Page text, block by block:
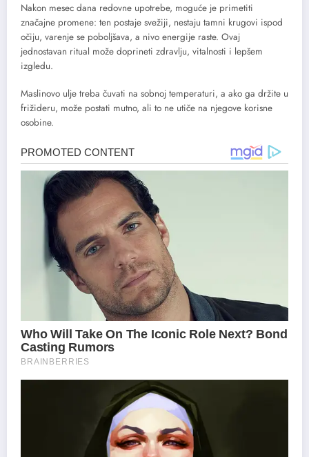
Nakon mesec dana redovne upotrebe, moguće je primetiti
značajne promene: ten postaje svežiji, nestaju tamni krugovi ispod
očiju, varenje se poboljšava, a nivo energije raste. Ovaj
jednostavan ritual može doprineti zdravlju, vitalnosti i lepšem
izgledu.
Maslinovo ulje treba čuvati na sobnoj temperaturi, a ako ga držite u
frižideru, može postati mutno, ali to ne utiče na njegove korisne
osobine.